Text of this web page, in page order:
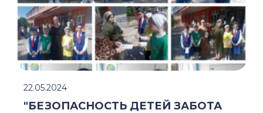
"БЕЗОПАСНОСТЬ ДЕТЕЙ ЗАБОТА
22.05.2024